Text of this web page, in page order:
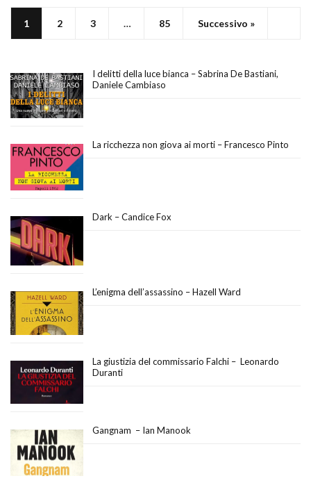
1 2 3 … 85 Successivo »
I delitti della luce bianca – Sabrina De Bastiani,
Daniele Cambiaso
La ricchezza non giova ai morti – Francesco Pinto
Dark – Candice Fox
L’enigma dell’assassino – Hazell Ward
La giustizia del commissario Falchi – Leonardo
Duranti
Gangnam – Ian Manook